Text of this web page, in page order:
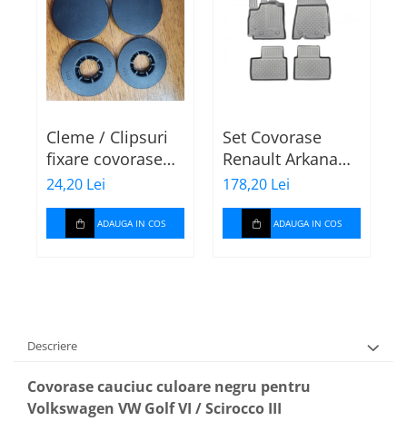
Cleme / Clipsuri
fixare covorase
auto pentru
Renault / Nissan
24,20 Lei
ADAUGA IN COS
Set Covorase
Renault Arkana
tip tavita 603484
178,20 Lei
ADAUGA IN COS
Descriere
Covorase cauciuc culoare negru pentru
Volkswagen VW Golf VI / Scirocco III